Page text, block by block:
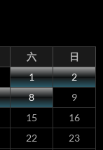
六
日
1
2
8
9
15
16
22
23